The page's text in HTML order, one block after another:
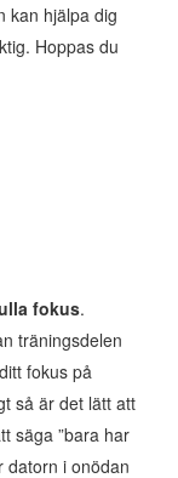
kan hjälpa dig
Hoppas du
fokus.
träningsdelen
fokus på
så är det lätt att
säga ”bara har
datorn i onödan